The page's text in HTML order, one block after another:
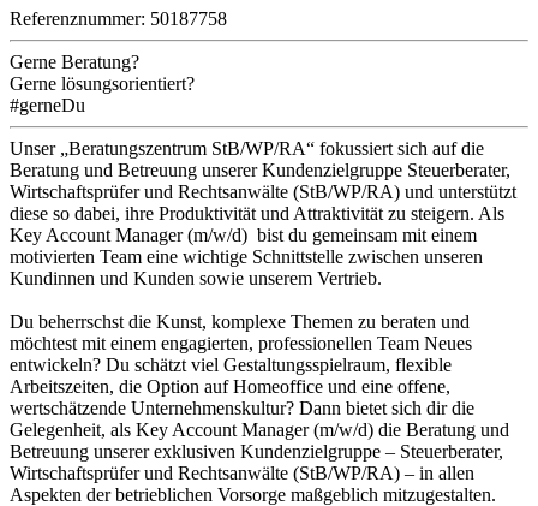
Referenznummer: 50187758
Gerne Beratung?
Gerne lösungsorientiert?
#gerneDu
Unser „Beratungszentrum StB/WP/RA“ fokussiert sich auf die
Beratung und Betreuung unserer Kundenzielgruppe Steuerberater,
Wirtschaftsprüfer und Rechtsanwälte (StB/WP/RA) und unterstützt
diese so dabei, ihre Produktivität und Attraktivität zu steigern. Als
Key Account Manager (m/w/d) bist du gemeinsam mit einem
motivierten Team eine wichtige Schnittstelle zwischen unseren
Kundinnen und Kunden sowie unserem Vertrieb.
Du beherrschst die Kunst, komplexe Themen zu beraten und
möchtest mit einem engagierten, professionellen Team Neues
entwickeln? Du schätzt viel Gestaltungsspielraum, flexible
Arbeitszeiten, die Option auf Homeoffice und eine offene,
wertschätzende Unternehmenskultur? Dann bietet sich dir die
Gelegenheit, als Key Account Manager (m/w/d) die Beratung und
Betreuung unserer exklusiven Kundenzielgruppe – Steuerberater,
Wirtschaftsprüfer und Rechtsanwälte (StB/WP/RA) – in allen
Aspekten der betrieblichen Vorsorge maßgeblich mitzugestalten.